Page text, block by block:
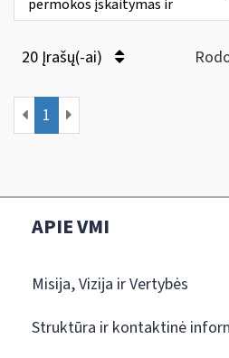
permokos įskaitymas ir
20 Įrašų(-ai)
1
APIE VMI
Misija, Vizija ir Vertybės
Struktūra ir kontaktinė